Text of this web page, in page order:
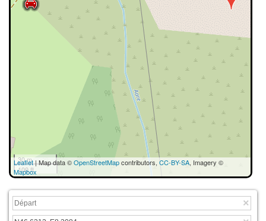
30 m
100 ft
Leaflet| Map data ©OpenStreetMapcontributors, CC-BY-SA, Imagery ©
Mapbox